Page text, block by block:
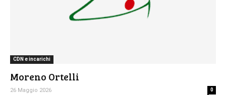
CDN e incarichi
Moreno Ortelli
26 Maggio 2026 0